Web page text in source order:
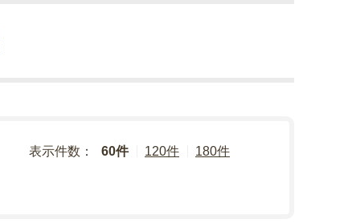
表示件数： 60件 120件 180件